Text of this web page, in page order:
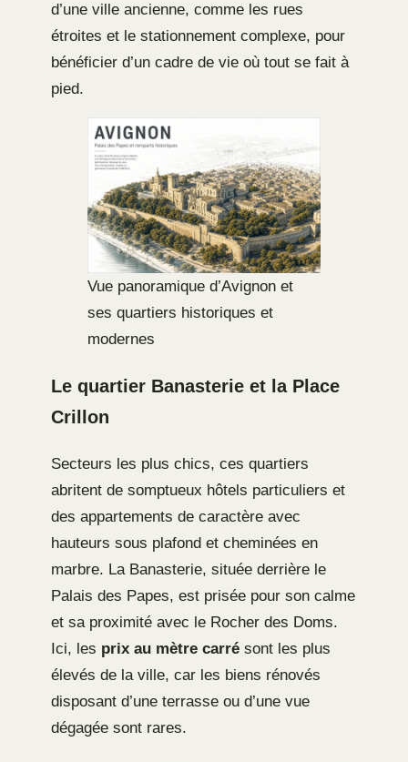
d’une ville ancienne, comme les rues
étroites et le stationnement complexe, pour
bénéficier d’un cadre de vie où tout se fait à
pied.
Vue panoramique d’Avignon et
ses quartiers historiques et
modernes
Le quartier Banasterie et la Place
Crillon
Secteurs les plus chics, ces quartiers
abritent de somptueux hôtels particuliers et
des appartements de caractère avec
hauteurs sous plafond et cheminées en
marbre. La Banasterie, située derrière le
Palais des Papes, est prisée pour son calme
et sa proximité avec le Rocher des Doms.
Ici, les prix au mètre carré sont les plus
élevés de la ville, car les biens rénovés
disposant d’une terrasse ou d’une vue
dégagée sont rares.